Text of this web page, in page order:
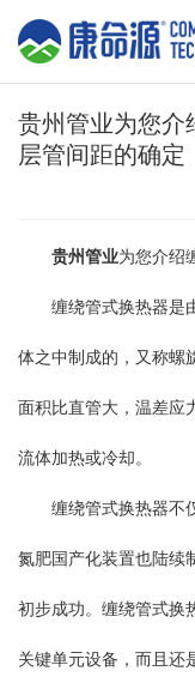
贵州管业为您介
层管间距的确定
贵州管业为您介绍
缠绕管式换热器是
体之中制成的，又称螺
面积比直管大，温差应
流体加热或冷却。
缠绕管式换热器不
氮肥国产化装置也陆续
初步成功。缠绕管式换
关键单元设备，而且还